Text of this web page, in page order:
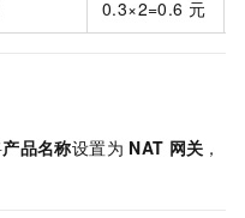
0.3×2=0.6 元
产品名称设置为 NAT 网关 ，